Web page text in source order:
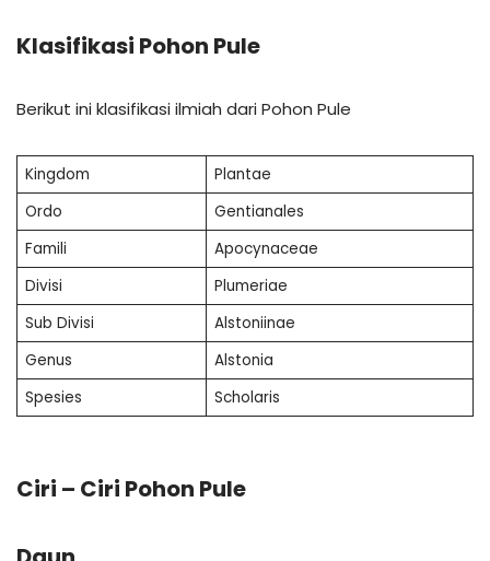
Klasifikasi Pohon Pule
Berikut ini klasifikasi ilmiah dari Pohon Pule
Kingdom
Plantae
Ordo
Gentianales
Famili
Apocynaceae
Divisi
Plumeriae
Sub Divisi
Alstoniinae
Genus
Alstonia
Spesies
Scholaris
Ciri – Ciri Pohon Pule